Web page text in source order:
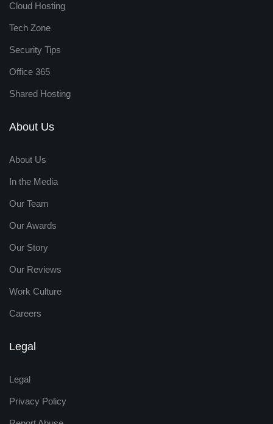
Cloud Hosting
Tech Zone
Security Tips
Office 365
Shared Hosting
About Us
About Us
In the Media
Our Team
Our Awards
Our Story
Our Reviews
Work Culture
Careers
Legal
Legal
Privacy Policy